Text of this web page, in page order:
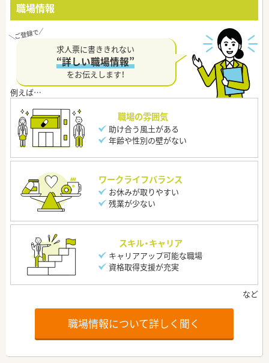
職場情報
求人票に書ききれない
“詳しい職場情報”
をお伝えします！
職場の雰囲気
助け合う風土がある
年齢や性別の壁がない
ワークライフバランス
お休みが取りやすい
残業が少ない
スキル・キャリア
キャリアアップ可能な職場
資格取得支援が充実
職場情報について詳しく聞く